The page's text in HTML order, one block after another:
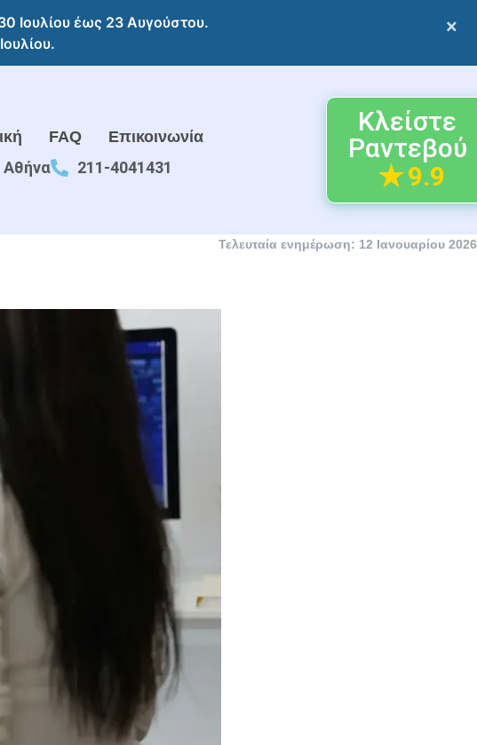
Ιουλίου έως 23 Αυγούστου.
×
FAQ Επικοινωνία
Αθήνα 211-4041431
Κλείστε
Ραντεβού
9.9
Τελευταία ενημέρωση: 12 Ιανουαρίου 2026